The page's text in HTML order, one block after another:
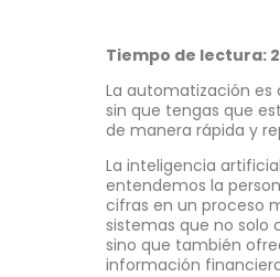
Tiempo de lectura:
La automatización
sin que tengas que
de manera rápida y
La inteligencia
entendemos la
cifras en un proceso
sistemas que no solo
sino que también
información